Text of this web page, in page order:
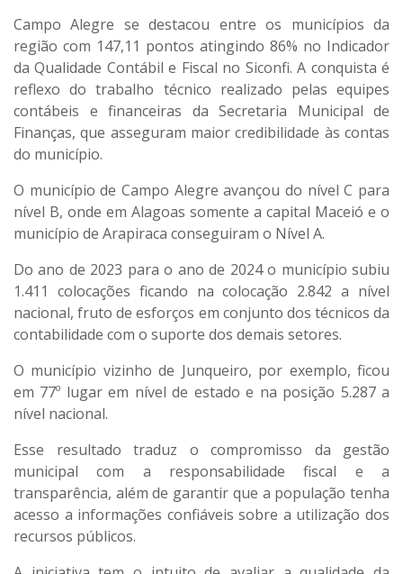
Campo Alegre se destacou entre os municípios da
região com 147,11 pontos atingindo 86% no Indicador
da Qualidade Contábil e Fiscal no Siconfi. A conquista é
reflexo do trabalho técnico realizado pelas equipes
contábeis e financeiras da Secretaria Municipal de
Finanças, que asseguram maior credibilidade às contas
do município.
O município de Campo Alegre avançou do nível C para
nível B, onde em Alagoas somente a capital Maceió e o
município de Arapiraca conseguiram o Nível A.
Do ano de 2023 para o ano de 2024 o município subiu
1.411 colocações ficando na colocação 2.842 a nível
nacional, fruto de esforços em conjunto dos técnicos da
contabilidade com o suporte dos demais setores.
O município vizinho de Junqueiro, por exemplo, ficou
em 77º lugar em nível de estado e na posição 5.287 a
nível nacional.
Esse resultado traduz o compromisso da gestão
municipal com a responsabilidade fiscal e a
transparência, além de garantir que a população tenha
acesso a informações confiáveis sobre a utilização dos
recursos públicos.